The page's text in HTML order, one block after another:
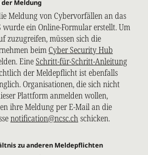
der Meldung
Meldung von Cybervorfällen an das
wurde ein Online-Formular erstellt. Um
zuzugreifen, müssen sich die
beimCyber Security Hub
EineSchritt-für-Schritt-Anleitung
der Meldepflicht ist ebenfalls
Organisationen, die sich nicht
Plattform anmelden wollen,
ihre Meldung per E-Mail an die
notification@ncsc.chschicken.
zu anderen Meldepflichten